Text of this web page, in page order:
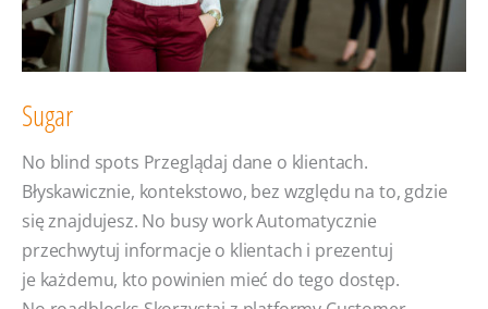
Sugar
No blind spots Przeglądaj dane o klientach.
Błyskawicznie, kontekstowo, bez względu na to, gdzie
się znajdujesz. No busy work Automatycznie
przechwytuj informacje o klientach i prezentuj
je każdemu, kto powinien mieć do tego dostęp.